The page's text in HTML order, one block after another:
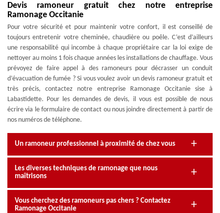
Devis ramoneur gratuit chez notre entreprise
Ramonage Occitanie
Pour votre sécurité et pour maintenir votre confort, il est conseillé de
toujours entretenir votre cheminée, chaudière ou poêle. C’est d’ailleurs
une responsabilité qui incombe à chaque propriétaire car la loi exige de
nettoyer au moins 1 fois chaque années les installations de chauffage. Vous
prévoyez de faire appel à des ramoneurs pour décrasser un conduit
d’évacuation de fumée ? Si vous voulez avoir un devis ramoneur gratuit et
très précis, contactez notre entreprise Ramonage Occitanie sise à
Labastidette. Pour les demandes de devis, il vous est possible de nous
écrire via le formulaire de contact ou nous joindre directement à partir de
nos numéros de téléphone.
Un ramoneur professionnel à proximité de chez vous
Les diverses techniques de ramonage que nous
maîtrisons
Vous cherchez des ramoneurs pas chers ? Contactez
Ramonage Occitanie